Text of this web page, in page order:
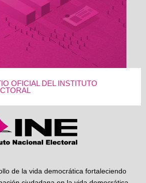
OFICIAL DEL INSTITUTO
de la vida democrática fortaleciendo